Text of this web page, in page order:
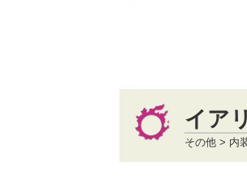
イア
その他 > 内